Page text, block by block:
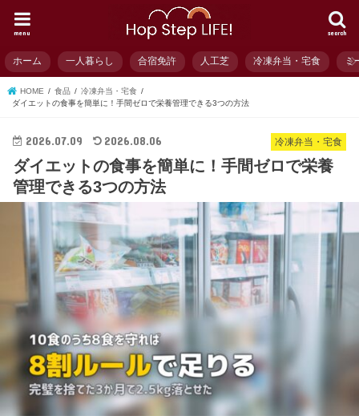
search
menu
ホーム 一人暮らし 合宿免許 人工芝 冷凍弁当・宅食 ミ
HOME 食品
冷凍弁当・宅食
ダイエットの食事を簡単に！手間ゼロで栄養管理できる3つの方法
冷凍弁当・宅食
2026.07.09 2026.08.06
ダイエットの食事を簡単に！手間ゼロで栄養
管理できる3つの方法